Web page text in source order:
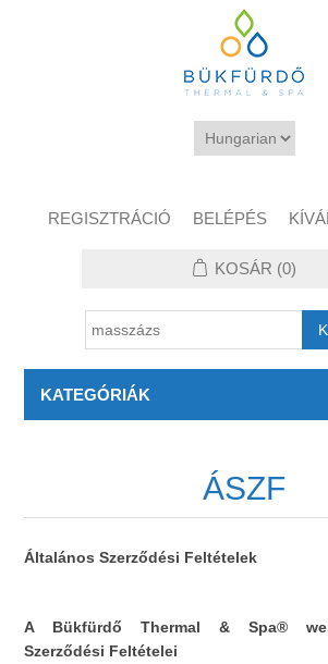
REGISZTRÁCIÓ BELÉPÉS
KOSÁR (0)
KATEGÓRIÁK
ÁSZF
Általános Szerződési Feltételek
A Bükfürdő Thermal & Spa®
Szerződési Feltételei